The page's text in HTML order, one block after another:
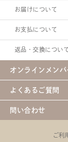
お届けについて
お支払について
返品・交換について
オンラインメン
よくあるご質問
問い合わせ
ご利